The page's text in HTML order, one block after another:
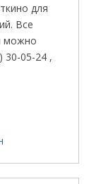
для
Все
можно
30-05-24 ,